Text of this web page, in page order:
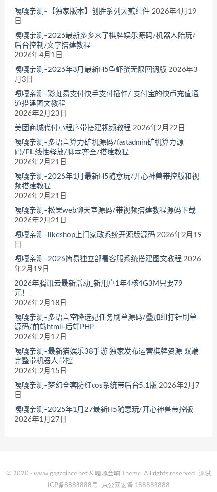
嘎嘎亲测–【独家版本】创胜系列大贰组件 2026年4月19
日
嘎嘎亲测–2026最新多多来了棋牌娱乐源码/机器人陪玩/
后台控制/文字搭建教程
2026年4月1日
嘎嘎亲测–2026年3月最新H5鱼虾蟹无限回调版 2026年3
月3日
嘎嘎亲测–彩虹易支付快手支付插件/ 支付宝的快币充值通
道搭建图文教程
2026年2月23日
美团商城代付小程序带搭建视频教程 2026年2月22日
嘎嘎亲测–多语言算力矿机源码/fastadmin矿机算力源
码/FIL线性释放/脚本齐全/搭建教程
2026年2月21日
嘎嘎亲测–2026年1月最新H5随意玩/开心神兽带控版和视
频搭建教程
2026年2月21日
嘎嘎亲测–松果web聊天室源码/带视频搭建教程源码下载
2026年2月21日
嘎嘎亲测–likeshop上门家政系统开源版源码 2026年2月19
日
嘎嘎亲测–2026简易独立部署客服系统搭建图文教程 2026
年2月19日
2026年腾讯云最新活动_新用户1年4核4G3M只要79
元！！
2026年2月18日
嘎嘎亲测–多语言空降选妃任务刷单源码/叠加组打针刷单
源码/前端html+后端PHP
2026年2月17日
嘎嘎亲测–最新猫娱乐38手游 独家发布运营棋牌资源 双端
完整带机器人带控
2026年2月15日
嘎嘎亲测–梦幻全套防红cos系统带后台5.1版 2026年2月7
日
嘎嘎亲测–2026年1月27最新H5随意玩/开心神兽带控版
2026年1月27日
© 2020 - www.gagaqince.net & 嘎嘎会响 Theme. All rights reserved
测试
ICP备8888888号
京公网安备 188888888